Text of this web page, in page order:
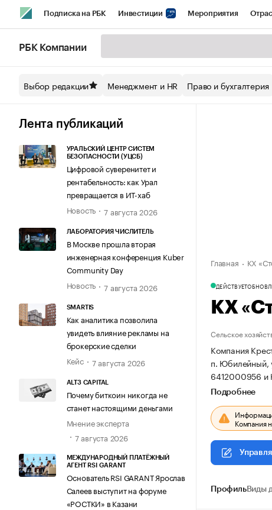
Подписка на РБК Инвестиции Мероприятия
Спецпроекты СПб Конференции СПб Спецпроекты
Технологии и медиа
РБК Компании
Выбор редакции Менеджмент и HR Право и бухгалтерия
Лента публикаций
УРАЛЬСКИЙ ЦЕНТР СИСТЕМ
БЕЗОПАСНОСТИ (УЦСБ)
Цифровой суверенитет и
рентабельность: как Урал
превращается в ИТ-хаб
Новость
7 августа 2026
ЛАБОРАТОРИЯ ЧИСЛИТЕЛЬ
В Москве прошла вторая
инженерная конференция Kuber
Community Day
Новость
7 августа 2026
SMARTIS
Как аналитика позволила
увидеть влияние рекламы на
брокерские сделки
Кейс
7 августа 2026
ALT3 CAPITAL
Почему биткоин никогда не
станет настоящими деньгами
Мнение эксперта
7 августа 2026
МЕЖДУНАРОДНЫЙ ПЛАТЁЖНЫЙ
АГЕНТ RSI GARANT
Основатель RSI GARANT Ярослав
Салеев выступит на форуме
«РОСТКИ» в Казани
Главная КХ
ДЕЙСТВУЕТ
КХ
Сельское
Компания
п. Юбилейный,
6412000956 и
Подробнее
Компания
ПрофильВиды